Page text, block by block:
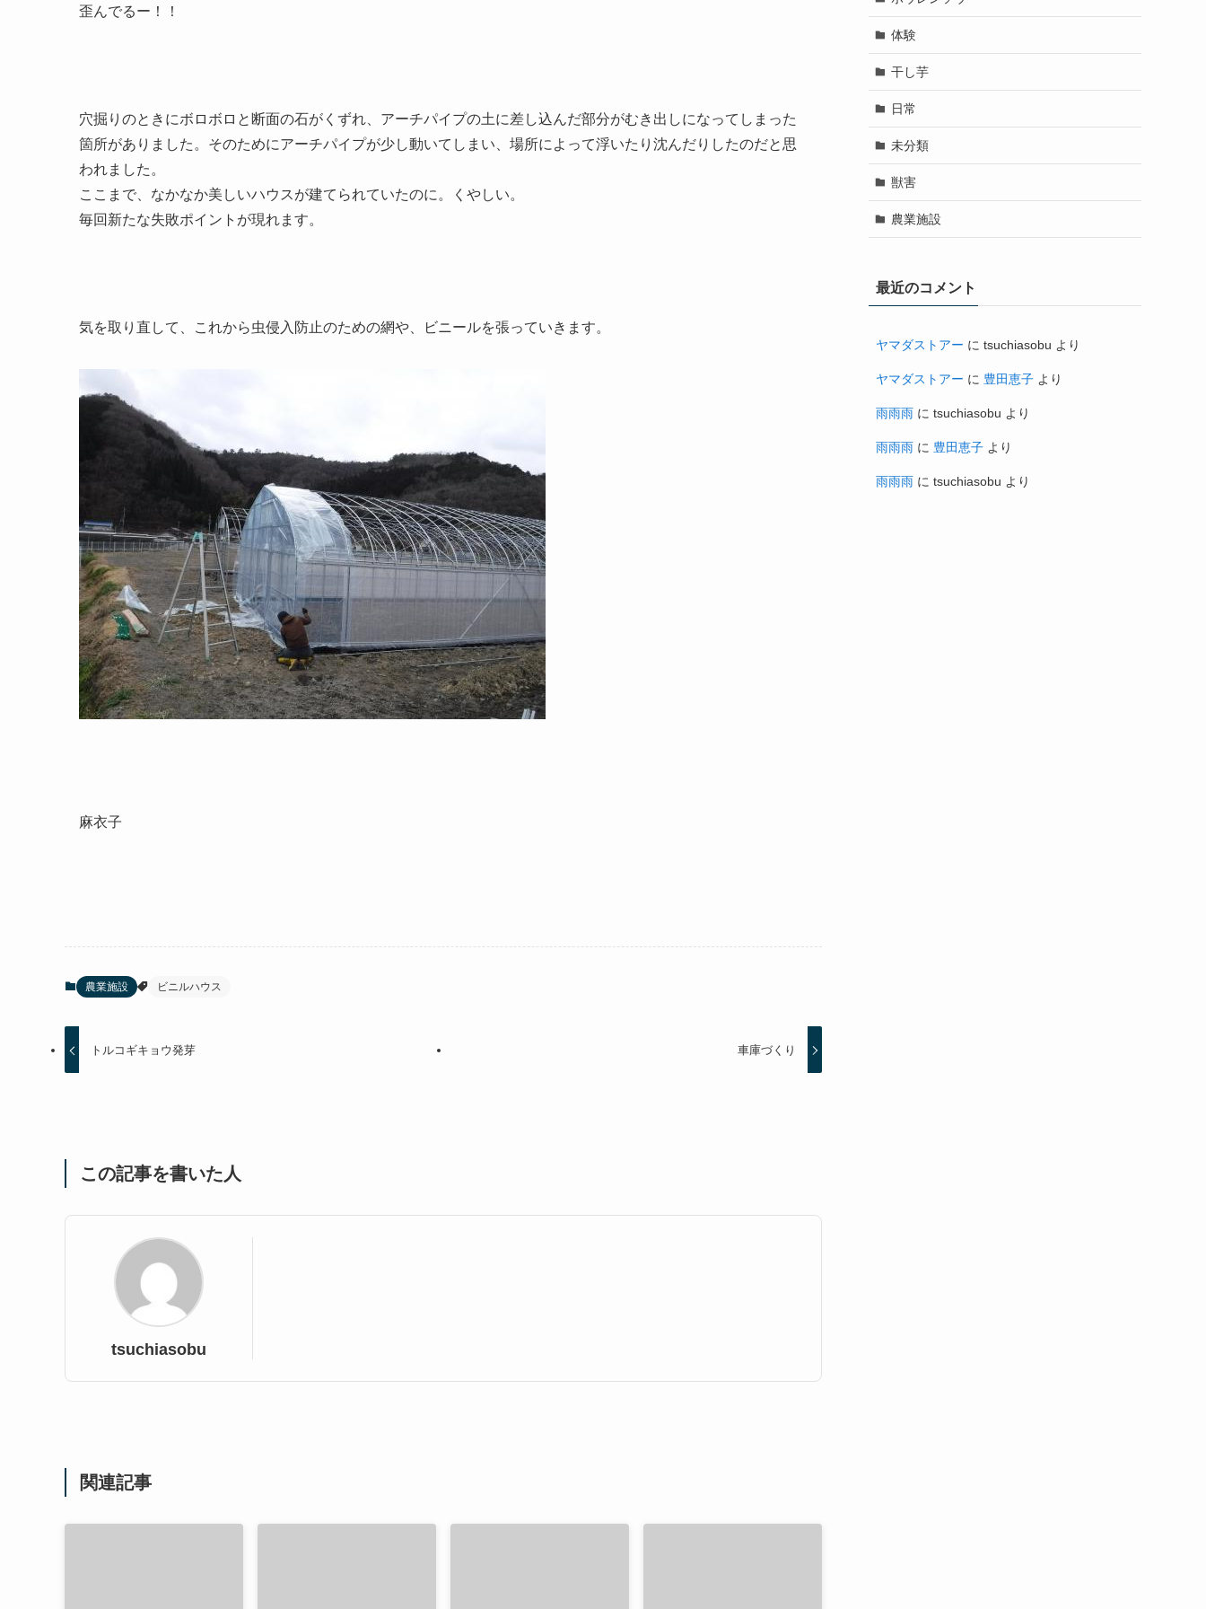
歪んでるー！！
穴掘りのときにボロボロと断面の石がくずれ、アーチパイプの土に差し込んだ部分がむき出しになってしまった
箇所がありました。そのためにアーチパイプが少し動いてしまい、場所によって浮いたり沈んだりしたのだと思
われました。
ここまで、なかなか美しいハウスが建てられていたのに。くやしい。
毎回新たな失敗ポイントが現れます。
気を取り直して、これから虫侵入防止のための網や、ビニールを張っていきます。
麻衣子
農業施設 ビニルハウス
トルコギキョウ発芽 車庫づくり
この記事を書いた人
tsuchiasobu
関連記事
体験
干し芋
日常
未分類
獣害
農業施設
最近のコメント
ヤマダストアー に tsuchiasobu より
ヤマダストアー に 豊田恵子 より
雨雨雨 に tsuchiasobu より
雨雨雨 に 豊田恵子 より
雨雨雨 に tsuchiasobu より